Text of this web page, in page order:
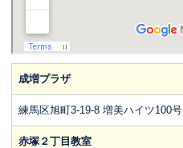
成増プラザ
練馬区旭町3-19-8 増美ハイツ100号
赤塚２丁目教室